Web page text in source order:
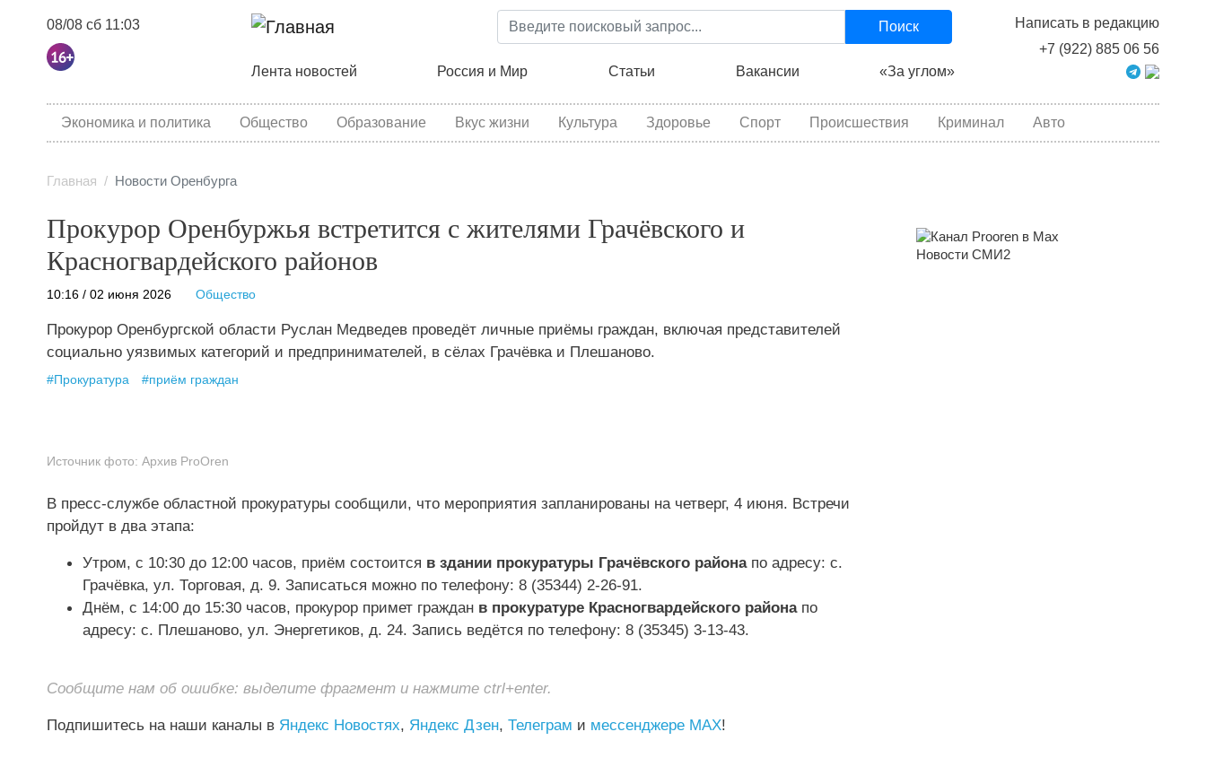
Перейти
к
содержанию
08/08 сб 11:03
Написать в редакцию
+7 (922) 885 06 56
Поиск
Основная навигация
Лента новостей Россия и Мир Статьи Вакансии «За углом»
category menu
Экономика и политика Общество Образование Вкус жизни Культура Здоровье Спорт Происшествия Криминал Авто
Главная Новости Оренбурга
Прокурор Оренбуржья встретится с жителями Грачёвского и
Красногвардейского районов
10:16 / 02 июня 2026 Общество
Прокурор Оренбургской области Руслан Медведев проведёт личные приёмы граждан, включая представителей
социально уязвимых категорий и предпринимателей, в сёлах Грачёвка и Плешаново.
#Прокуратура #приём граждан
Источник фото: Архив ProOren
В пресс-службе областной прокуратуры сообщили, что мероприятия запланированы на четверг, 4 июня. Встречи
пройдут в два этапа:
Утром, с 10:30 до 12:00 часов, приём состоится в здании прокуратуры Грачёвского районапо адресу: с.
Грачёвка, ул. Торговая, д. 9. Записаться можно по телефону: 8 (35344) 2‑26‑91.
Днём, с 14:00 до 15:30 часов, прокурор примет граждан в прокуратуре Красногвардейского районапо
адресу: с. Плешаново, ул. Энергетиков, д. 24. Запись ведётся по телефону: 8 (35345) 3‑13‑43.
Сообщите нам об ошибке: выделите фрагмент и нажмите ctrl+enter.
Подпишитесь на наши каналы в Яндекс Новостях, Яндекс Дзен, Телеграм и мессенджере MAX!
Новости СМИ2